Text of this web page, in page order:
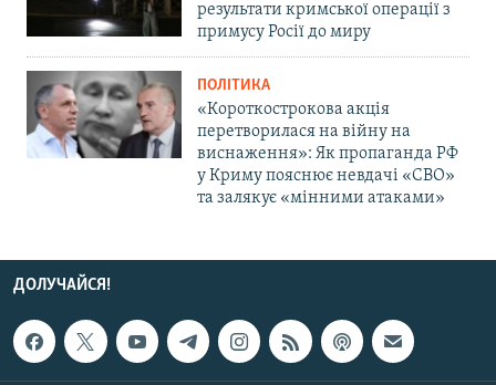
результати кримської операції з
примусу Росії до миру
ПОЛІТИКА
«Короткострокова акція
перетворилася на війну на
виснаження»: Як пропаганда РФ
у Криму пояснює невдачі «СВО»
та залякує «мінними атаками»
ДОЛУЧАЙСЯ!